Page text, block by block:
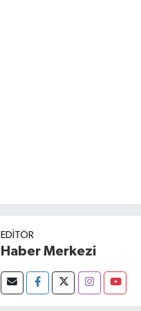
EDITÖR
Haber Merkezi